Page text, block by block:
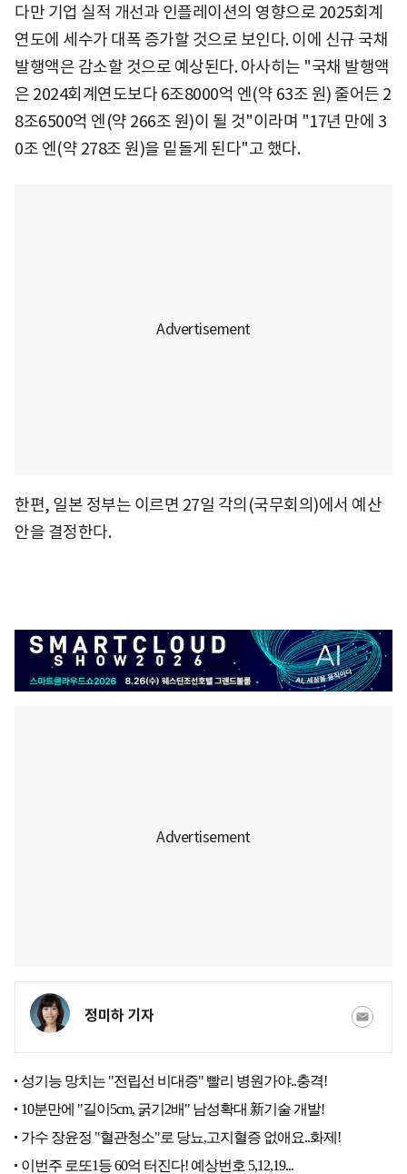
다만 기업 실적 개선과 인플레이션의 영향으로 2025회계
연도에 세수가 대폭 증가할 것으로 보인다. 이에 신규 국채
발행액은 감소할 것으로 예상된다. 아사히는 "국채 발행액
은 2024회계연도보다 6조8000억 엔(약 63조 원) 줄어든 2
8조6500억 엔(약 266조 원)이 될 것"이라며 "17년 만에 3
0조 엔(약 278조 원)을 밑돌게 된다"고 했다.
한편, 일본 정부는 이르면 27일 각의(국무회의)에서 예산
안을 결정한다.
정미하 기자